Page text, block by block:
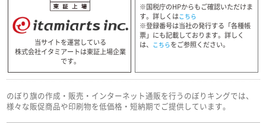
当サイトを運営している
株式会社イタミアートは東証上場企業
です。
※国税庁のHPからもご確認いただけま
す。詳しくはこちら
※登録番号は当社の発行する「各種帳
票」にも記載しております。詳しく
は、 こちらをご参照ください。
のぼり旗の作成・販売・インターネット通販を行うのぼりキングでは、
様々な販促商品や印刷物を低価格・短納期でご提供しています。